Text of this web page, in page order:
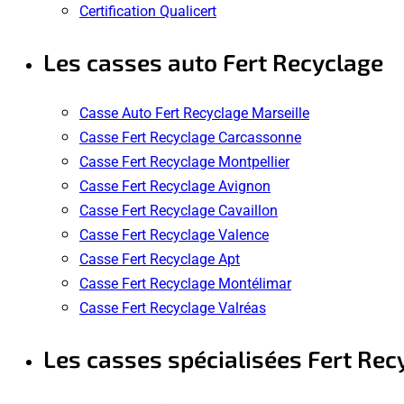
Certification Qualicert
Les casses auto Fert Recyclage
Casse Auto Fert Recyclage Marseille
Casse Fert Recyclage Carcassonne
Casse Fert Recyclage Montpellier
Casse Fert Recyclage Avignon
Casse Fert Recyclage Cavaillon
Casse Fert Recyclage Valence
Casse Fert Recyclage Apt
Casse Fert Recyclage Montélimar
Casse Fert Recyclage Valréas
Les casses spécialisées Fert